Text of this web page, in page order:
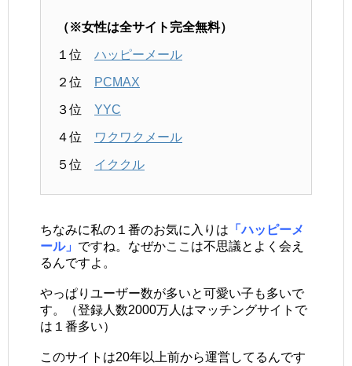
（※女性は全サイト完全無料）
１位 ハッピーメール
２位 PCMAX
３位 YYC
４位 ワクワクメール
５位 イククル
ちなみに私の１番のお気に入りは 「ハッピーメ
ール」 ですね。なぜかここは不思議とよく会え
るんですよ。
やっぱりユーザー数が多いと可愛い子も多いで
す。（登録人数2000万人はマッチングサイトで
は１番多い）
このサイトは20年以上前から運営してるんです